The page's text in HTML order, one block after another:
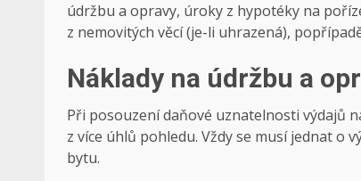
údržbu a opravy, úroky z hypotéky na
z nemovitých věcí (je-li uhrazená),
Náklady na údržbu a
Při posouzení daňové uznatelnosti výdajů
z více úhlů pohledu. Vždy se musí jednat o
bytu.